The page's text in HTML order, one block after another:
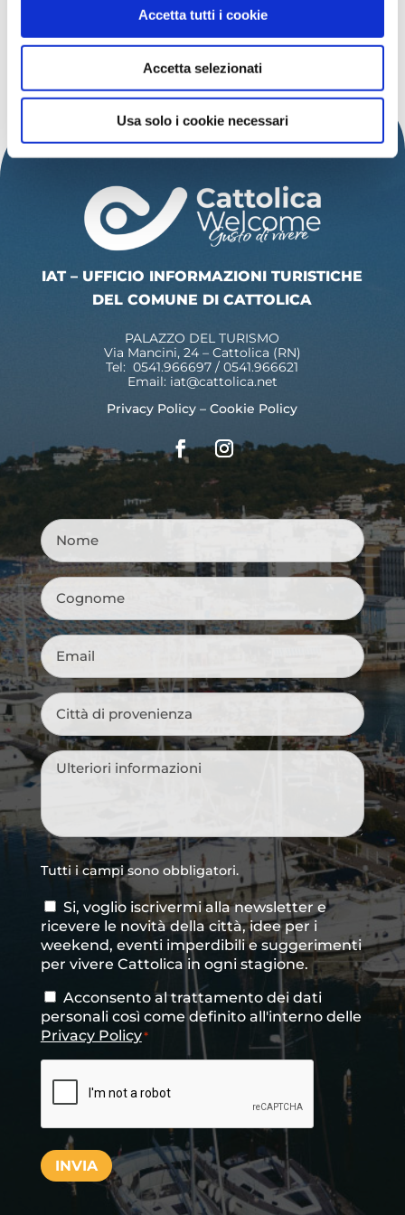
Accetta tutti i cookie
Accetta selezionati
Usa solo i cookie necessari
SCOPRI ALTRI EVENTI
IAT – UFFICIO INFORMAZIONI TURISTICHE
DEL COMUNE DI CATTOLICA
PALAZZO DEL TURISMO
Via Mancini, 24 – Cattolica (RN)
Tel: 0541.966697 / 0541.966621
Email: iat@cattolica.net
Privacy Policy –Cookie Policy
Nome
Cognome
Email *
Città
di
provenienza*
Messaggio*
Tutti i campi sono obbligatori.
Consenso
newsletter
Si, voglio iscrivermi alla newsletter e
ricevere le novità della città, idee per i
weekend, eventi imperdibili e suggerimenti
per vivere Cattolica in ogni stagione.
Consenso*
Acconsento al trattamento dei dati
personali così come definito all'interno delle
Privacy Policy*
INVIA